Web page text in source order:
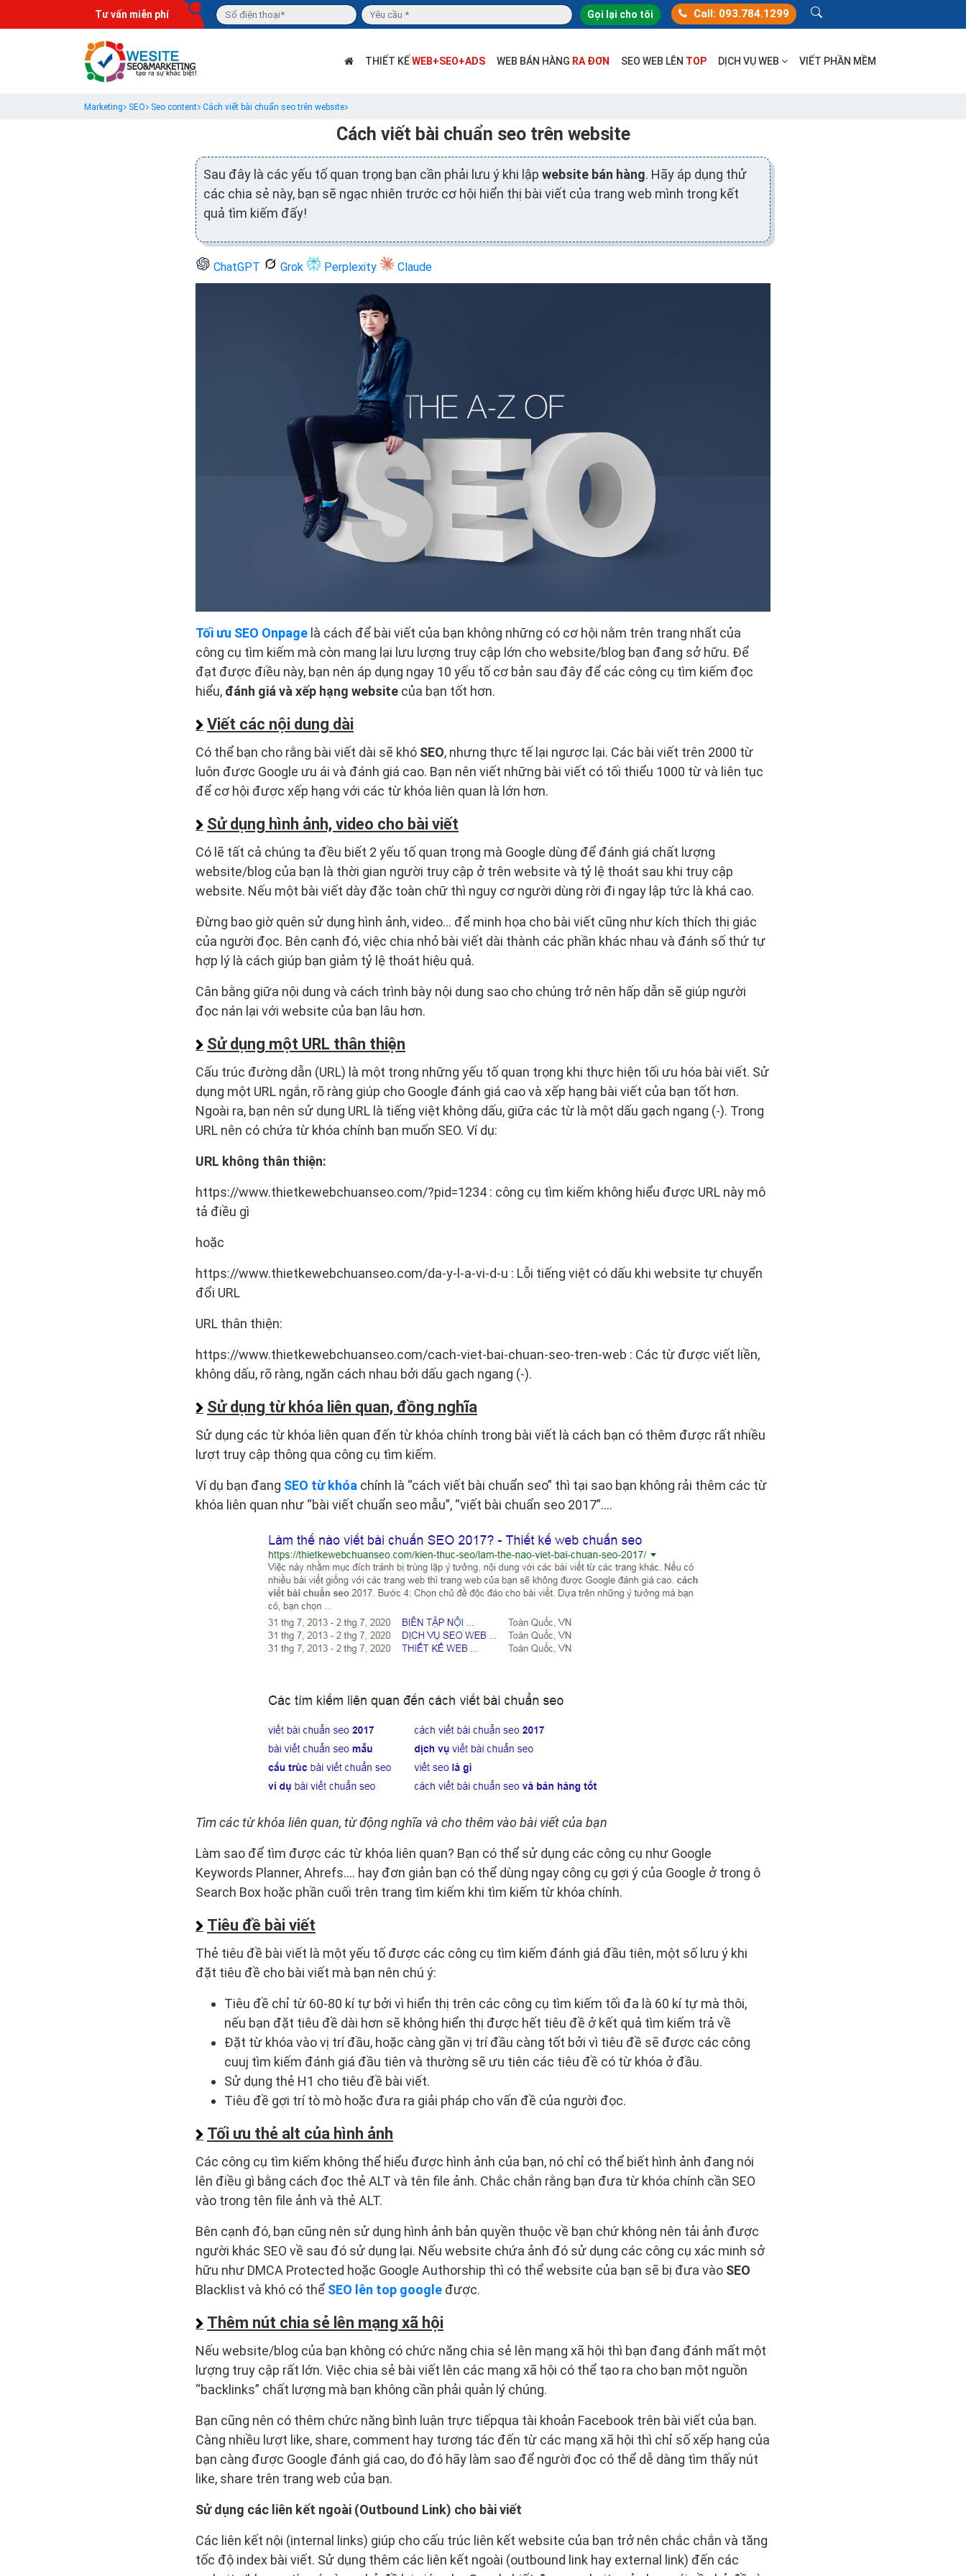
Tư vấn miễn phí Gọi lại cho tôi Call: 093.784.1299
THIẾT KẾWEB+SEO+ADS WEB BÁN HÀNG RA ĐƠN SEO WEB LÊN TOP DỊCH VỤ WEB VIẾT PHẦN MỀM
Marketing SEO Seo content Cách viết bài chuẩn seo trên website
Cách viết bài chuẩn seo trên website
Sau đây là các yếu tố quan trọng bạn cần phải lưu ý khi lập website bán hàng. Hãy áp dụng thử
các chia sẻ này, bạn sẽ ngạc nhiên trước cơ hội hiển thị bài viết của trang web mình trong kết
quả tìm kiếm đấy!
ChatGPT Grok Perplexity Claude
Tối ưu SEO Onpage là cách để bài viết của bạn không những có cơ hội nằm trên trang nhất của
công cụ tìm kiếm mà còn mang lại lưu lượng truy cập lớn cho website/blog bạn đang sở hữu. Để
đạt được điều này, bạn nên áp dụng ngay 10 yếu tố cơ bản sau đây để các công cụ tìm kiếm đọc
hiểu, đánh giá và xếp hạng website của bạn tốt hơn.
Viết các nội dung dài
Có thể bạn cho rằng bài viết dài sẽ khó SEO, nhưng thực tế lại ngược lại. Các bài viết trên 2000 từ
luôn được Google ưu ái và đánh giá cao. Bạn nên viết những bài viết có tối thiểu 1000 từ và liên tục
để cơ hội được xếp hạng với các từ khóa liên quan là lớn hơn.
Sử dụng hình ảnh, video cho bài viết
Có lẽ tất cả chúng ta đều biết 2 yếu tố quan trọng mà Google dùng để đánh giá chất lượng
website/blog của bạn là thời gian người truy cập ở trên website và tỷ lệ thoát sau khi truy cập
website. Nếu một bài viết dày đặc toàn chữ thì nguy cơ người dùng rời đi ngay lập tức là khá cao.
Đừng bao giờ quên sử dụng hình ảnh, video… để minh họa cho bài viết cũng như kích thích thị giác
của người đọc. Bên cạnh đó, việc chia nhỏ bài viết dài thành các phần khác nhau và đánh số thứ tự
hợp lý là cách giúp bạn giảm tỷ lệ thoát hiệu quả.
Cân bằng giữa nội dung và cách trình bày nội dung sao cho chúng trở nên hấp dẫn sẽ giúp người
đọc nán lại với website của bạn lâu hơn.
Sử dụng một URL thân thiện
Cấu trúc đường dẫn (URL) là một trong những yếu tố quan trọng khi thực hiện tối ưu hóa bài viết. Sử
dụng một URL ngắn, rõ ràng giúp cho Google đánh giá cao và xếp hạng bài viết của bạn tốt hơn.
Ngoài ra, bạn nên sử dụng URL là tiếng việt không dấu, giữa các từ là một dấu gạch ngang (-). Trong
URL nên có chứa từ khóa chính bạn muốn SEO. Ví dụ:
URL không thân thiện:
https://www.thietkewebchuanseo.com/?pid=1234 : công cụ tìm kiếm không hiểu được URL này mô
tả điều gì
hoặc
https://www.thietkewebchuanseo.com/da-y-l-a-vi-d-u : Lỗi tiếng việt có dấu khi website tự chuyển
đổi URL
URL thân thiện:
https://www.thietkewebchuanseo.com/cach-viet-bai-chuan-seo-tren-web : Các từ được viết liền,
không dấu, rõ ràng, ngăn cách nhau bởi dấu gạch ngang (-).
Sử dụng từ khóa liên quan, đồng nghĩa
Sử dụng các từ khóa liên quan đến từ khóa chính trong bài viết là cách bạn có thêm được rất nhiều
lượt truy cập thông qua công cụ tìm kiếm.
Ví dụ bạn đang SEO từ khóa chính là “cách viết bài chuẩn seo” thì tại sao bạn không rải thêm các từ
khóa liên quan như “bài viết chuẩn seo mẫu”, “viết bài chuẩn seo 2017”….
Tìm các từ khóa liên quan, từ động nghĩa và cho thêm vào bài viết của bạn
Làm sao để tìm được các từ khóa liên quan? Bạn có thể sử dụng các công cụ như Google
Keywords Planner, Ahrefs…. hay đơn giản bạn có thể dùng ngay công cụ gợi ý của Google ở trong ô
Search Box hoặc phần cuối trên trang tìm kiếm khi tìm kiếm từ khóa chính.
Tiêu đề bài viết
Thẻ tiêu đề bài viết là một yếu tố được các công cụ tìm kiếm đánh giá đầu tiên, một số lưu ý khi
đặt tiêu đề cho bài viết mà bạn nên chú ý:
Tiêu đề chỉ từ 60-80 kí tự bởi vì hiển thị trên các công cụ tìm kiếm tối đa là 60 kí tự mà thôi,
nếu bạn đặt tiêu đề dài hơn sẽ không hiển thị được hết tiêu đề ở kết quả tìm kiếm trả về
Đặt từ khóa vào vị trí đầu, hoặc càng gần vị trí đầu càng tốt bởi vì tiêu đề sẽ được các công
cuuj tìm kiếm đánh giá đầu tiên và thường sẽ ưu tiên các tiêu đề có từ khóa ở đầu.
Sử dụng thẻ H1 cho tiêu đề bài viết.
Tiêu đề gợi trí tò mò hoặc đưa ra giải pháp cho vấn đề của người đọc.
Tối ưu thẻ alt của hình ảnh
Các công cụ tìm kiếm không thể hiểu được hình ảnh của bạn, nó chỉ có thể biết hình ảnh đang nói
lên điều gì bằng cách đọc thẻ ALT và tên file ảnh. Chắc chắn rằng bạn đưa từ khóa chính cần SEO
vào trong tên file ảnh và thẻ ALT.
Bên cạnh đó, bạn cũng nên sử dụng hình ảnh bản quyền thuộc về bạn chứ không nên tải ảnh được
người khác SEO về sau đó sử dụng lại. Nếu website chứa ảnh đó sử dụng các công cụ xác minh sở
hữu như DMCA Protected hoặc Google Authorship thì có thể website của bạn sẽ bị đưa vào SEO
Blacklist và khó có thể SEO lên top google được.
Thêm nút chia sẻ lên mạng xã hội
Nếu website/blog của bạn không có chức năng chia sẻ lên mạng xã hội thì bạn đang đánh mất một
lượng truy cập rất lớn. Việc chia sẻ bài viết lên các mạng xã hội có thể tạo ra cho bạn một nguồn
“backlinks” chất lượng mà bạn không cần phải quản lý chúng.
Bạn cũng nên có thêm chức năng bình luận trực tiếpqua tài khoản Facebook trên bài viết của bạn.
Càng nhiều lượt like, share, comment hay tương tác đến từ các mạng xã hội thì chỉ số xếp hạng của
bạn càng được Google đánh giá cao, do đó hãy làm sao để người đọc có thể dễ dàng tìm thấy nút
like, share trên trang web của bạn.
Sử dụng các liên kết ngoài (Outbound Link) cho bài viết
Các liên kết nội (internal links) giúp cho cấu trúc liên kết website của bạn trở nên chắc chắn và tăng
tốc độ index bài viết. Sử dụng thêm các liên kết ngoài (outbound link hay external link) đến các